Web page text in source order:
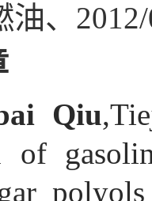
油、
Qiu
of